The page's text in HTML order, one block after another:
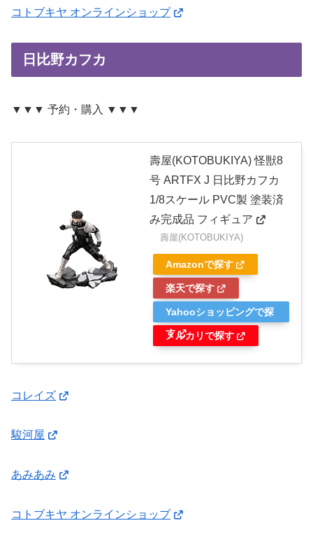
コトブキヤ オンラインショップ
日比野カフカ
▼▼▼ 予約・購入 ▼▼▼
壽屋(KOTOBUKIYA) 怪獣8
号 ARTFX J 日比野カフカ
1/8スケール PVC製 塗装済
み完成品 フィギュア
壽屋(KOTOBUKIYA)
Amazonで探す
楽天で探す
Yahooショッピングで探
す
メルカリで探す
コレイズ
駿河屋
あみあみ
コトブキヤ オンラインショップ